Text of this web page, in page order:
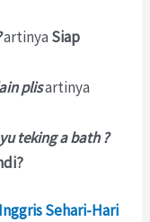
artinya Siap
plisartinya
teking a bath ?
Sehari-Hari